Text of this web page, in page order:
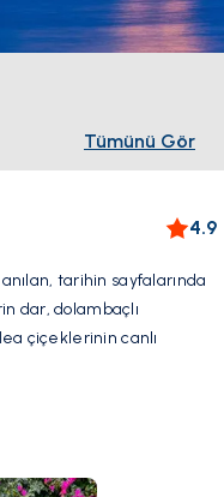
Tümünü Gör
4.9
tarihin sayfalarında
dar, dolambaçlı
çiçeklerinin canlı
evlerle bir mozaiktir.
bir geçit olan muhteşem
yapı, Apollon'a
ve özellikle gün